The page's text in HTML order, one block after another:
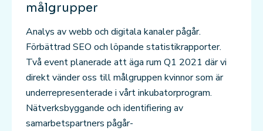
målgrupper
Analys av webb och digitala kanaler pågår.
Förbättrad SEO och löpande statistikrapporter.
Två event planerade att äga rum Q1 2021 där vi
direkt vänder oss till målgruppen kvinnor som är
underrepresenterade i vårt inkubatorprogram.
Nätverksbyggande och identifiering av
samarbetspartners pågår-